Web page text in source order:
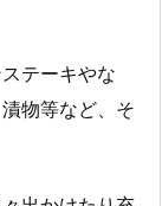
テーキやな
物等など、そ